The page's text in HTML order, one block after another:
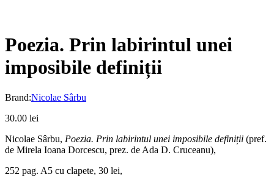
Poezia. Prin labirintul unei
imposibile definiții
Brand:Nicolae Sârbu
30.00 lei
Nicolae Sârbu, Poezia. Prin labirintul unei imposibile definiții (pref.
de Mirela Ioana Dorcescu, prez. de Ada D. Cruceanu),
252 pag. A5 cu clapete, 30 lei,